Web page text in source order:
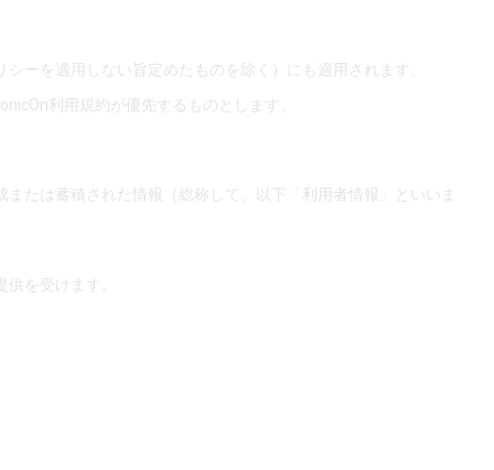
ーを適用しない旨定めたものを除く）にも適用されます。
利用規約が優先するものとします。
たは蓄積された情報（総称して、以下「利用者情報」といいま
を受けます。